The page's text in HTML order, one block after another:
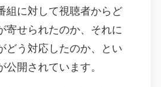
組に対して視聴者からど
寄せられたのか、それに
どう対応したのか、とい
開されています。